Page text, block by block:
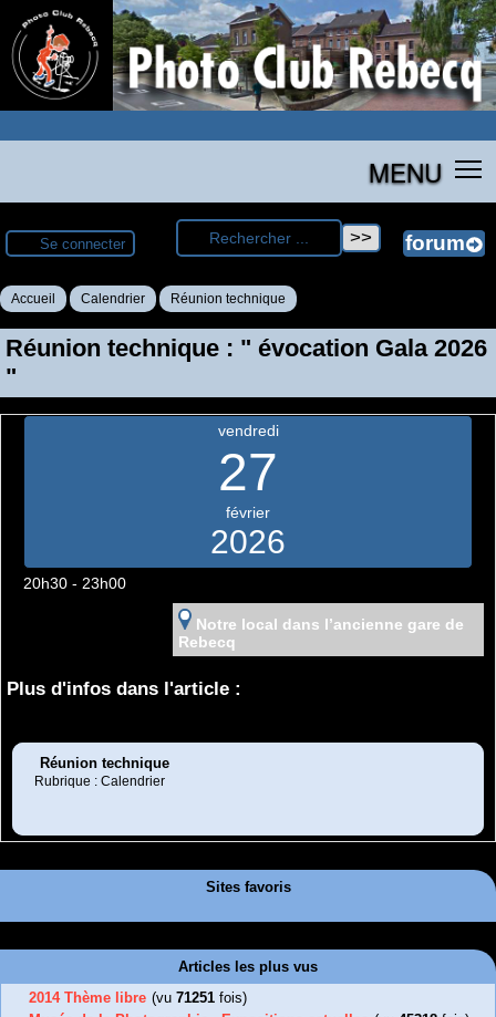
MENU
Se connecter
Accueil Calendrier Réunion technique
Réunion technique : " évocation Gala 2026
"
vendredi
27
février
2026
20h30 - 23h00
Notre local dans l’ancienne gare de
Rebecq
Plus d'infos dans l'article :
Réunion technique
Rubrique : Calendrier
Sites favoris
Articles les plus vus
2014 Thème libre (vu 71251 fois)